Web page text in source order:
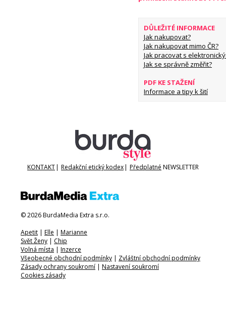
DŮLEŽITÉ INFORMACE
Jak nakupovat?
Jak nakupovat mimo ČR?
Jak pracovat s
Jak se správně změřit?
PDF KE STAŽENÍ
Informace a tipy k šití
KONTAKT| Redakční etický kodex| Předplatné NEWSLETTER
© 2026 BurdaMedia Extra s.r.o.
Apetit | Elle | Marianne
Svět Ženy | Chip
Volná místa | Inzerce
Všeobecné obchodní podmínky | Zvláštní obchodní podmínky
Zásady ochrany soukromí | Nastavení soukromí
Cookies zásady